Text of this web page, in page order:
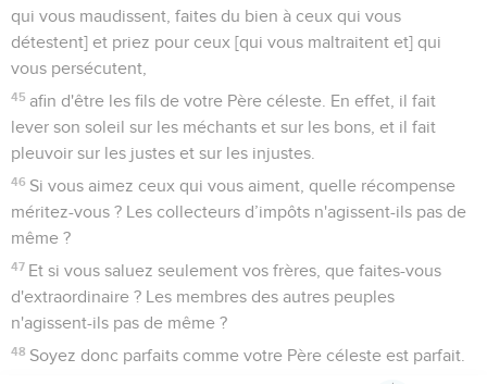
qui vous maudissent, faites du bien à ceux qui vous
détestent] et priez pour ceux [qui vous maltraitent et] qui
vous persécutent,
45 afin d'être les fils de votre Père céleste. En effet, il fait
lever son soleil sur les méchants et sur les bons, et il fait
pleuvoir sur les justes et sur les injustes.
46 Si vous aimez ceux qui vous aiment, quelle récompense
méritez-vous ? Les collecteurs d’impôts n'agissent-ils pas de
même ?
47 Et si vous saluez seulement vos frères, que faites-vous
d'extraordinaire ? Les membres des autres peuples
n'agissent-ils pas de même ?
48 Soyez donc parfaits comme votre Père céleste est parfait.